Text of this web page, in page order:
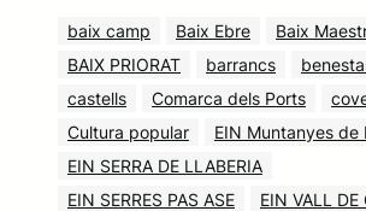
baix camp Baix Ebre
Baix
BAIX PRIORAT
barrancs
castells
Comarca dels Ports
Cultura popular
EIN Muntanyes de
EIN SERRA DE LLABERIA
EIN SERRES PAS ASE
EIN VALL DE